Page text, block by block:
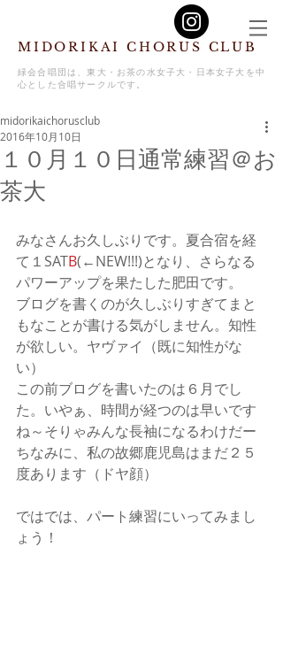
MIDORIKAI CHORUS CLUB
緑会合唱団は、東大・お茶の水女子大・日本女子大を中
心とした合唱サークルです。
１０月１０日通常練習＠お
茶大
midorikaichorusclub
2016年10月10日
みなさんお久しぶりです。夏合宿を経
て１SATB(←NEW!!!)となり、さらなる
パワーアップを果たした肥田です。
ブログを書くのが久しぶりすぎてまと
もなことが書ける気がしません。知性
が欲しい。ヤヴァイ（既に知性がな
い）
この前ブログを書いたのは６月でし
た。いやぁ、時間が経つのは早いです
ね～そりゃみんな長袖になるわけだー
ちなみに、私の故郷鹿児島はまだ２５
度あります（ドヤ顔）
ではでは、パート練習にいってみまし
ょう！